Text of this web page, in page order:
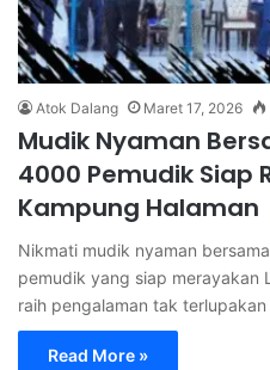
Atok Dalang Maret 17, 2026
Mudik Nyaman
4000 Pemudik Siap
Kampung Halaman
Nikmati mudik nyaman
pemudik yang siap merayakan
raih pengalaman tak
Read More »